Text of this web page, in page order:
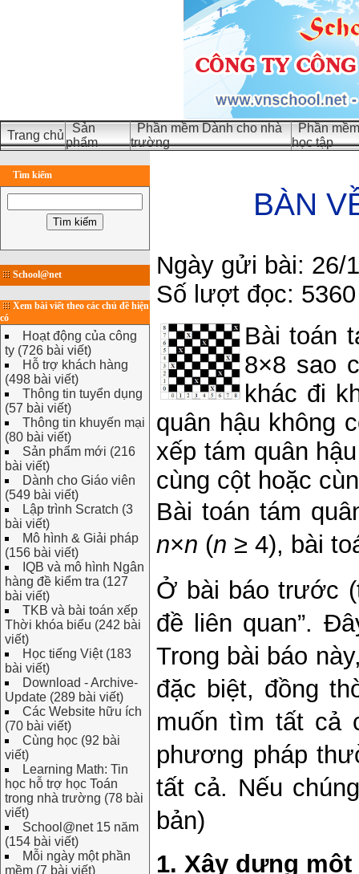
Trang chủ
Sản
phẩm
Phần mềm Dành cho nhà
trường
Phần
học tập
Tìm kiếm
School@net
Xem bài viết theo các chủ đề hiện
có
Hoạt động của công
ty (726 bài viết)
Hỗ trợ khách hàng
(498 bài viết)
Thông tin tuyển dụng
(57 bài viết)
Thông tin khuyến mại
(80 bài viết)
Sản phẩm mới (216
bài viết)
Dành cho Giáo viên
(549 bài viết)
Lập trình Scratch (3
bài viết)
Mô hình & Giải pháp
(156 bài viết)
IQB và mô hình Ngân
hàng đề kiểm tra (127
bài viết)
TKB và bài toán xếp
Thời khóa biểu (242 bài
viết)
Học tiếng Việt (183
bài viết)
Download - Archive-
Update (289 bài viết)
Các Website hữu ích
(70 bài viết)
Cùng học (92 bài
viết)
Learning Math: Tin
học hỗ trợ học Toán
trong nhà trường (78 bài
viết)
School@net 15 năm
(154 bài viết)
Mỗi ngày một phần
mềm (7 bài viết)
BÀN
Ngày gửi bài: 26/
Số lượt đọc: 5360
Bài toán
8×8 sao
khác đi
quân hậu không
xếp tám quân
cùng cột hoặc
Bài toán tám
n×n (n ≥ 4), bài
Ở bài báo trước
đề liên quan”.
Trong bài báo
đặc biệt, đồng
muốn tìm tất cả
phương pháp
tất cả. Nếu
bản)
1. Xây dựng